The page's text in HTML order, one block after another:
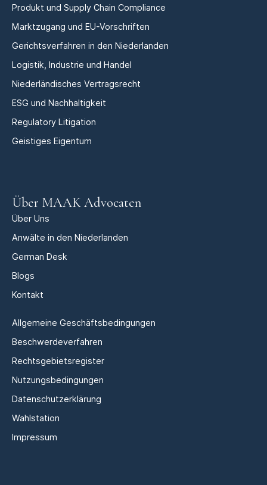
Produkt und Supply Chain Compliance
Marktzugang und EU-Vorschriften
Gerichtsverfahren in den Niederlanden
Logistik, Industrie und Handel
Niederländisches Vertragsrecht
ESG und Nachhaltigkeit
Regulatory Litigation
Geistiges Eigentum
Über MAAK Advocaten
Über Uns
Anwälte in den Niederlanden
German Desk
Blogs
Kontakt
Allgemeine Geschäftsbedingungen
Beschwerdeverfahren
Rechtsgebietsregister
Nutzungsbedingungen
Datenschutzerklärung
Wahlstation
Impressum